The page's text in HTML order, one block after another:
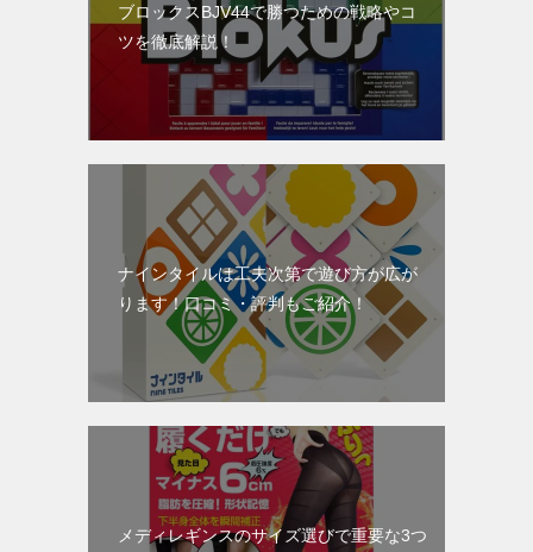
ブロックスBJV44で勝つための戦略やコ
ツを徹底解説！
ナインタイルは工夫次第で遊び方が広が
ります！口コミ・評判もご紹介！
メディレギンスのサイズ選びで重要な3つ